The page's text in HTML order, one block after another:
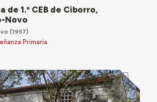
de 1.º CEB de Ciborro,
Novo
(1957)
Primaria